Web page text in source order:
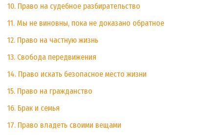
10. Право на судебное разбирательство
11. Мы не виновны, пока не доказано обратное
12. Право на частную жизнь
13. Свобода передвижения
14. Право искать безопасное место жизни
15. Право на гражданство
16. Брак и семья
17. Право владеть своими вещами